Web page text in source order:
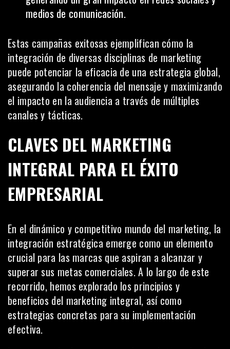
medios de comunicación.
Estas campañas exitosas ejemplifican cómo la
integración de diversas disciplinas de marketing
puede potenciar la eficacia de una estrategia global,
asegurando la coherencia del mensaje y maximizando
el impacto en la audiencia a través de múltiples
canales y tácticas.
CLAVES DEL MARKETING
INTEGRAL PARA EL ÉXITO
EMPRESARIAL
En el dinámico y competitivo mundo del marketing, la
integración estratégica emerge como un elemento
crucial para las marcas que aspiran a alcanzar y
superar sus metas comerciales. A lo largo de este
recorrido, hemos explorado los principios y
beneficios del marketing integral, así como
estrategias concretas para su implementación
efectiva.